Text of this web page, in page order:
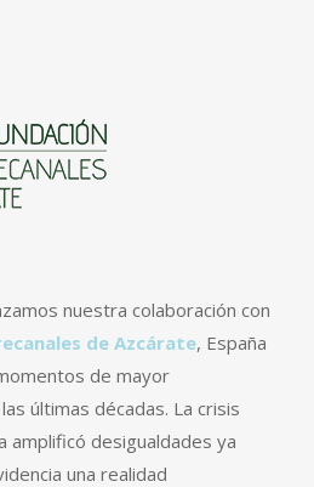
nuestra colaboración con
de Azcárate, España
de mayor
últimas décadas. La crisis
amplificó desigualdades ya
una realidad